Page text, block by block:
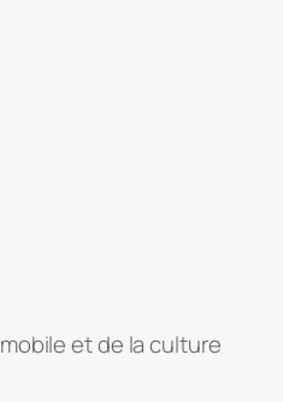
et de la culture